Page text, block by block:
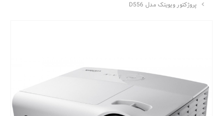
پروژکتور ویویتک مدل D556